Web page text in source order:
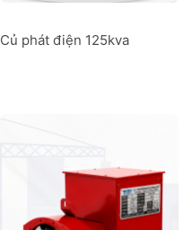
Củ phát điện 125kva